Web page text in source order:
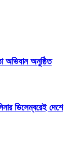
অভিযান অনুষ্ঠিত
ডিসেম্বরেই দেশে